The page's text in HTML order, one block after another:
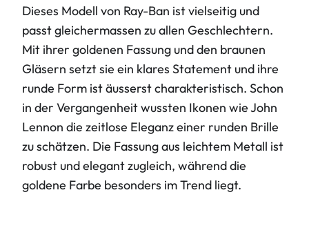
Dieses Modell von Ray-Ban ist vielseitig und
passt gleichermassen zu allen Geschlechtern.
Mit ihrer goldenen Fassung und den braunen
Gläsern setzt sie ein klares Statement und ihre
runde Form ist äusserst charakteristisch. Schon
in der Vergangenheit wussten Ikonen wie John
Lennon die zeitlose Eleganz einer runden Brille
zu schätzen. Die Fassung aus leichtem Metall ist
robust und elegant zugleich, während die
goldene Farbe besonders im Trend liegt.